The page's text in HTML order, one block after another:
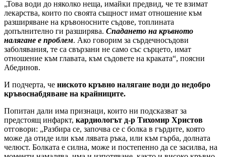
„Това води до няколко неща, имайки предвид, че те взимат
лекарства, които по своята същност имат отношение към
разширяване на кръвоносните съдове, топлината
допълнително ги разширява. Спадането на кръвното
налягане е проблем. Ако говорим за сърдечносъдови
заболявания, те са свързани не само със сърцето, имат
отношение към главата, към съдовете на краката“, поясни
Абединов.
И подчерта, че ниското кръвно налягане води до недобро
кръвоснабдяване на крайниците.
Попитан дали има признаци, които ни подсказват за
предстоящ инфаркт, кардиологът д-р Тихомир Христов
отговори: „Разбира се, започва се с болка в гърдите, която
може да отиде или към лявата ръка, или към гърба, долната
челюст. Болката е силна, може и постепенно да се засилва, на